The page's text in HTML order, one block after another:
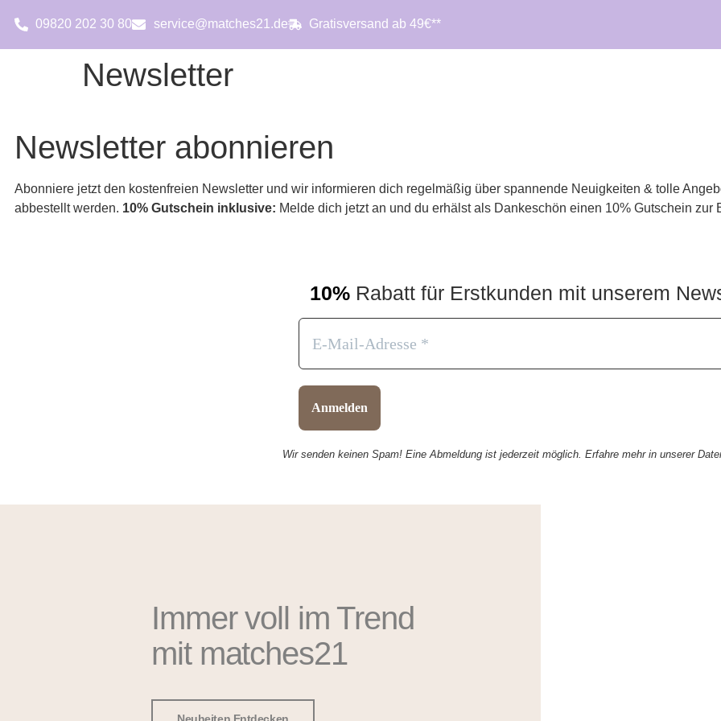
09820 202 30 80 service@matches21.de Gratisversand ab 49€**
Newsletter
Newsletter abonnieren
Abonniere jetzt den kostenfreien Newsletter und wir informieren dich regelmäßig über spannende Neuigkeiten & tolle
abbestellt werden. 10% Gutschein inklusive: Melde dich jetzt an und du erhälst als Dankeschön einen 10% Gutschein zur
10% Rabatt für Erstkunden mit unserem
Wir senden keinen Spam! Eine Abmeldung ist jederzeit möglich. Erfahre mehr in unserer
Immer voll im Trend
mit matches21